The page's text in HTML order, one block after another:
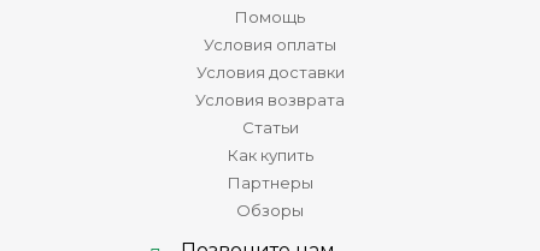
Помощь
Условия оплаты
Условия доставки
Условия возврата
Статьи
Как купить
Партнеры
Обзоры